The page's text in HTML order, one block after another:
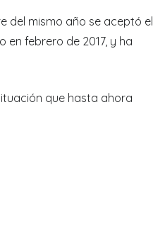
del mismo año se aceptó el
febrero de 2017, y ha
que hasta ahora